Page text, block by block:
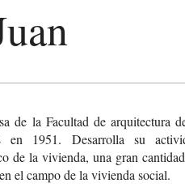
de la Facultad de arquitectura
en 1951. Desarrolla su
de la vivienda, una gran
el campo de la vivienda social.